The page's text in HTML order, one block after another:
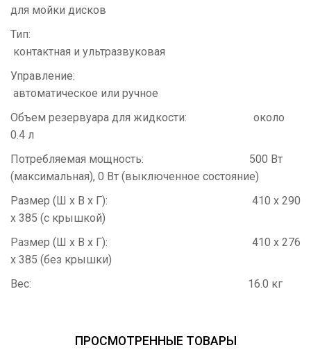
для мойки дисков
Тип:
контактная и ультразвуковая
Управление:
автоматическое или ручное
Объем резервуара для жидкости: около
0.4 л
Потребляемая мощность: 500 Вт
(максимальная), 0 Вт (выключенное состояние)
Размер (Ш х В х Г): 410 х 290
х 385 (с крышкой)
Размер (Ш х В х Г): 410 х 276
х 385 (без крышки)
Вес: 16.0 кг
ПРОСМОТРЕННЫЕ ТОВАРЫ